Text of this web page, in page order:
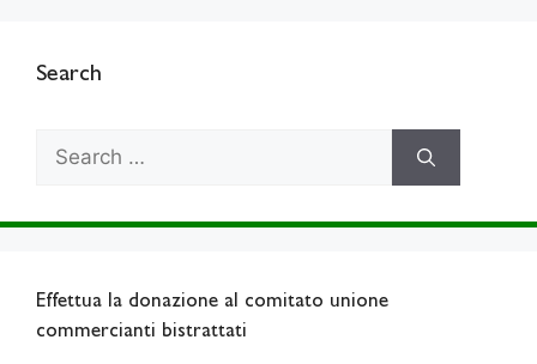
Search
Effettua la donazione al comitato unione
commercianti bistrattati